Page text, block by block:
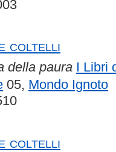
e coltelli
della paura I Libri
05, Mondo Ignoto
e coltelli